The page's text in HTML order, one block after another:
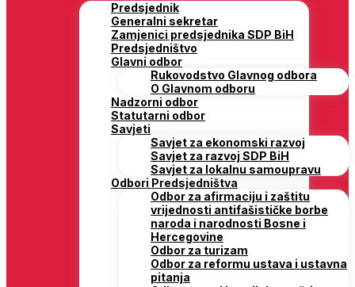
Predsjednik
Generalni sekretar
Zamjenici predsjednika SDP BiH
Predsjedništvo
Glavni odbor
Rukovodstvo Glavnog odbora
O Glavnom odboru
Nadzorni odbor
Statutarni odbor
Savjeti
Savjet za ekonomski razvoj
Savjet za razvoj SDP BiH
Savjet za lokalnu samoupravu
Odbori Predsjedništva
Odbor za afirmaciju i zaštitu
vrijednosti antifašističke borbe
naroda i narodnosti Bosne i
Hercegovine
Odbor za turizam
Odbor za reformu ustava i ustavna
pitanja